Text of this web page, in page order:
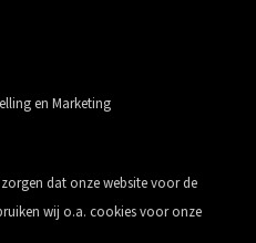
en Marketing
dat onze website voor de
wij o.a. cookies voor onze